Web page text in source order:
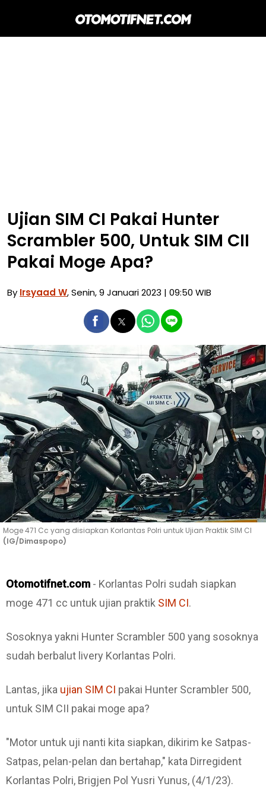
Ujian SIM CI Pakai Hunter
Scrambler 500, Untuk SIM CII
Pakai Moge Apa?
By Irsyaad W, Senin, 9 Januari 2023 | 09:50 WIB
Moge 471 Cc yang disiapkan Korlantas Polri untuk Ujian Praktik SIM CI
(IG/Dimaspopo)
Otomotifnet.com - Korlantas Polri sudah siapkan
moge 471 cc untuk ujian praktik SIM CI.
Sosoknya yakni Hunter Scrambler 500 yang sosoknya
sudah berbalut livery Korlantas Polri.
Lantas, jika ujian SIM CI pakai Hunter Scrambler 500,
untuk SIM CII pakai moge apa?
"Motor untuk uji nanti kita siapkan, dikirim ke Satpas-
Satpas, pelan-pelan dan bertahap," kata Dirregident
Korlantas Polri, Brigjen Pol Yusri Yunus, (4/1/23).